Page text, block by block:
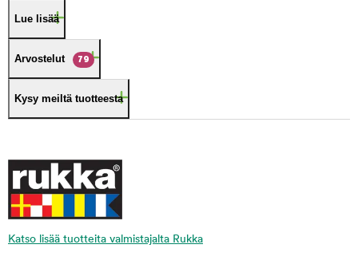
Lue lisää
Arvostelut 79
Kysy meiltä tuotteesta
Katso lisää tuotteita valmistajalta Rukka